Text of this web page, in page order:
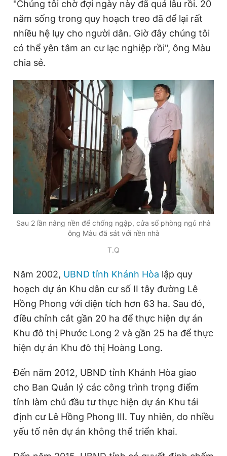
"Chúng tôi chờ đợi ngày này đã quá lâu rồi. 20
năm sống trong quy hoạch treo đã để lại rất
nhiều hệ lụy cho người dân. Giờ đây chúng tôi
có thể yên tâm an cư lạc nghiệp rồi", ông Màu
chia sẻ.
Sau 2 lần nâng nền để chống ngập, cửa sổ phòng ngủ nhà
ông Màu đã sát với nền nhà
T.Q
Năm 2002, UBND tỉnh Khánh Hòa lập quy
hoạch dự án Khu dân cư số II tây đường Lê
Hồng Phong với diện tích hơn 63 ha. Sau đó,
điều chỉnh cắt gần 20 ha để thực hiện dự án
Khu đô thị Phước Long 2 và gần 25 ha để thực
hiện dự án Khu đô thị Hoàng Long.
Đến năm 2012, UBND tỉnh Khánh Hòa giao
cho Ban Quản lý các công trình trọng điểm
tỉnh làm chủ đầu tư thực hiện dự án Khu tái
định cư Lê Hồng Phong III. Tuy nhiên, do nhiều
yếu tố nên dự án không thể triển khai.